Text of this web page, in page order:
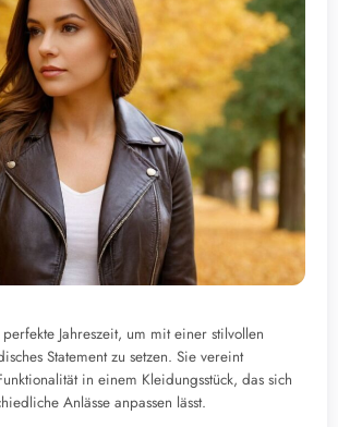
Jahreszeit, um mit einer stilvollen
Statement zu setzen. Sie vereint
in einem Kleidungsstück, das sich
Anlässe anpassen lässt.